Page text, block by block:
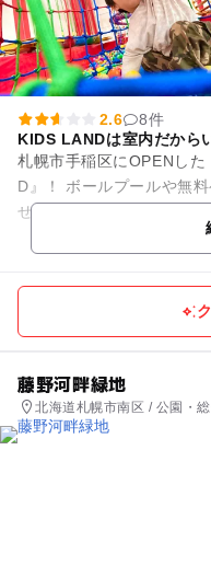
2.6
8件
KIDS LANDは室内だから
札幌市手稲区にOPENし
D』！ ボールプールや無
せず子供たちが走り回っ
藤野河畔緑地
北海道札幌市南区 / 公園・